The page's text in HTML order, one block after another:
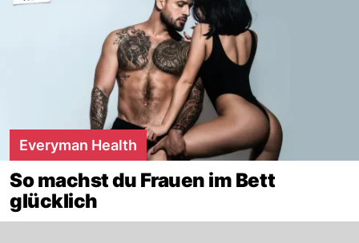
Everyman Health
So machst du Frauen im Bett
glücklich